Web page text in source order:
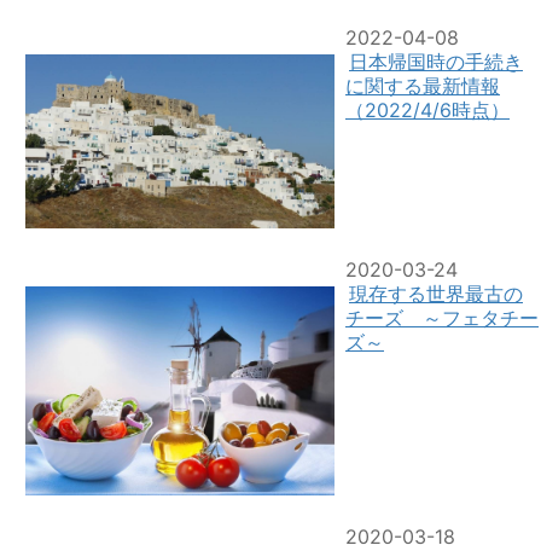
2022-04-08
日本帰国時の手続き
に関する最新情報
（2022/4/6時点）
2020-03-24
現存する世界最古の
チーズ ～フェタチー
ズ～
2020-03-18